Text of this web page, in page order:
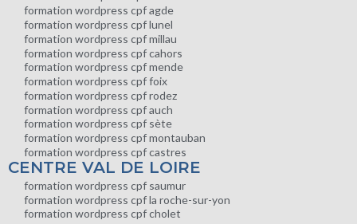
formation wordpress cpf agde
formation wordpress cpf lunel
formation wordpress cpf millau
formation wordpress cpf cahors
formation wordpress cpf mende
formation wordpress cpf foix
formation wordpress cpf rodez
formation wordpress cpf auch
formation wordpress cpf sète
formation wordpress cpf montauban
formation wordpress cpf castres
CENTRE VAL DE LOIRE
formation wordpress cpf saumur
formation wordpress cpf la roche-sur-yon
formation wordpress cpf cholet